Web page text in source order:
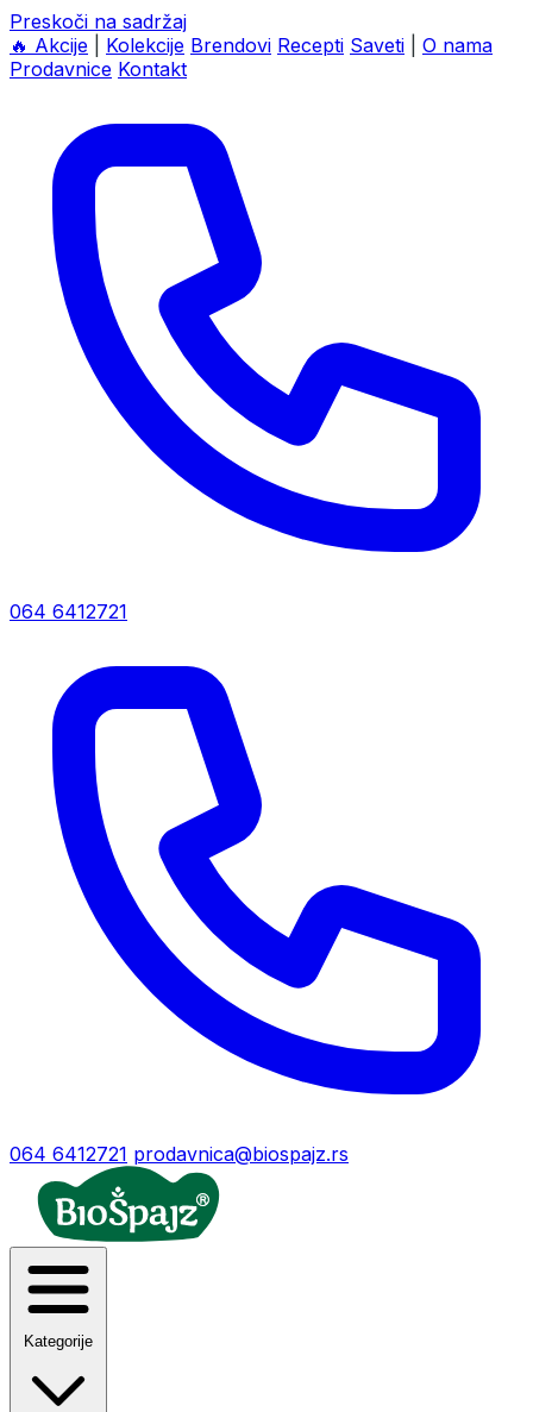
Preskoči na sadržaj
🔥 Akcije Kolekcije Brendovi Recepti Saveti
O nama
Prodavnice Kontakt
064 6412721
064 6412721 prodavnica@biospajz.rs
Kategorije